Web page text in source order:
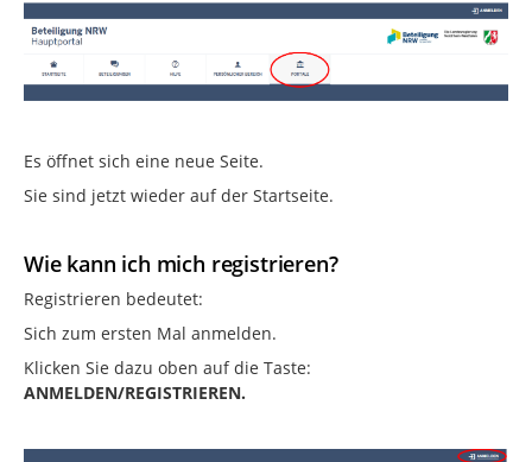
Es öffnet sich eine neue Seite.
Sie sind jetzt wieder auf der Startseite.
Wie kann ich mich registrieren?
Registrieren bedeutet:
Sich zum ersten Mal anmelden.
Klicken Sie dazu oben auf die Taste:
ANMELDEN/REGISTRIEREN.